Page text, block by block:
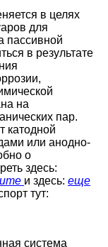
в целях
для
пассивной
в результате
на
пар.
катодной
или анодно-
о
здесь:
и здесь: еще
тут:
система